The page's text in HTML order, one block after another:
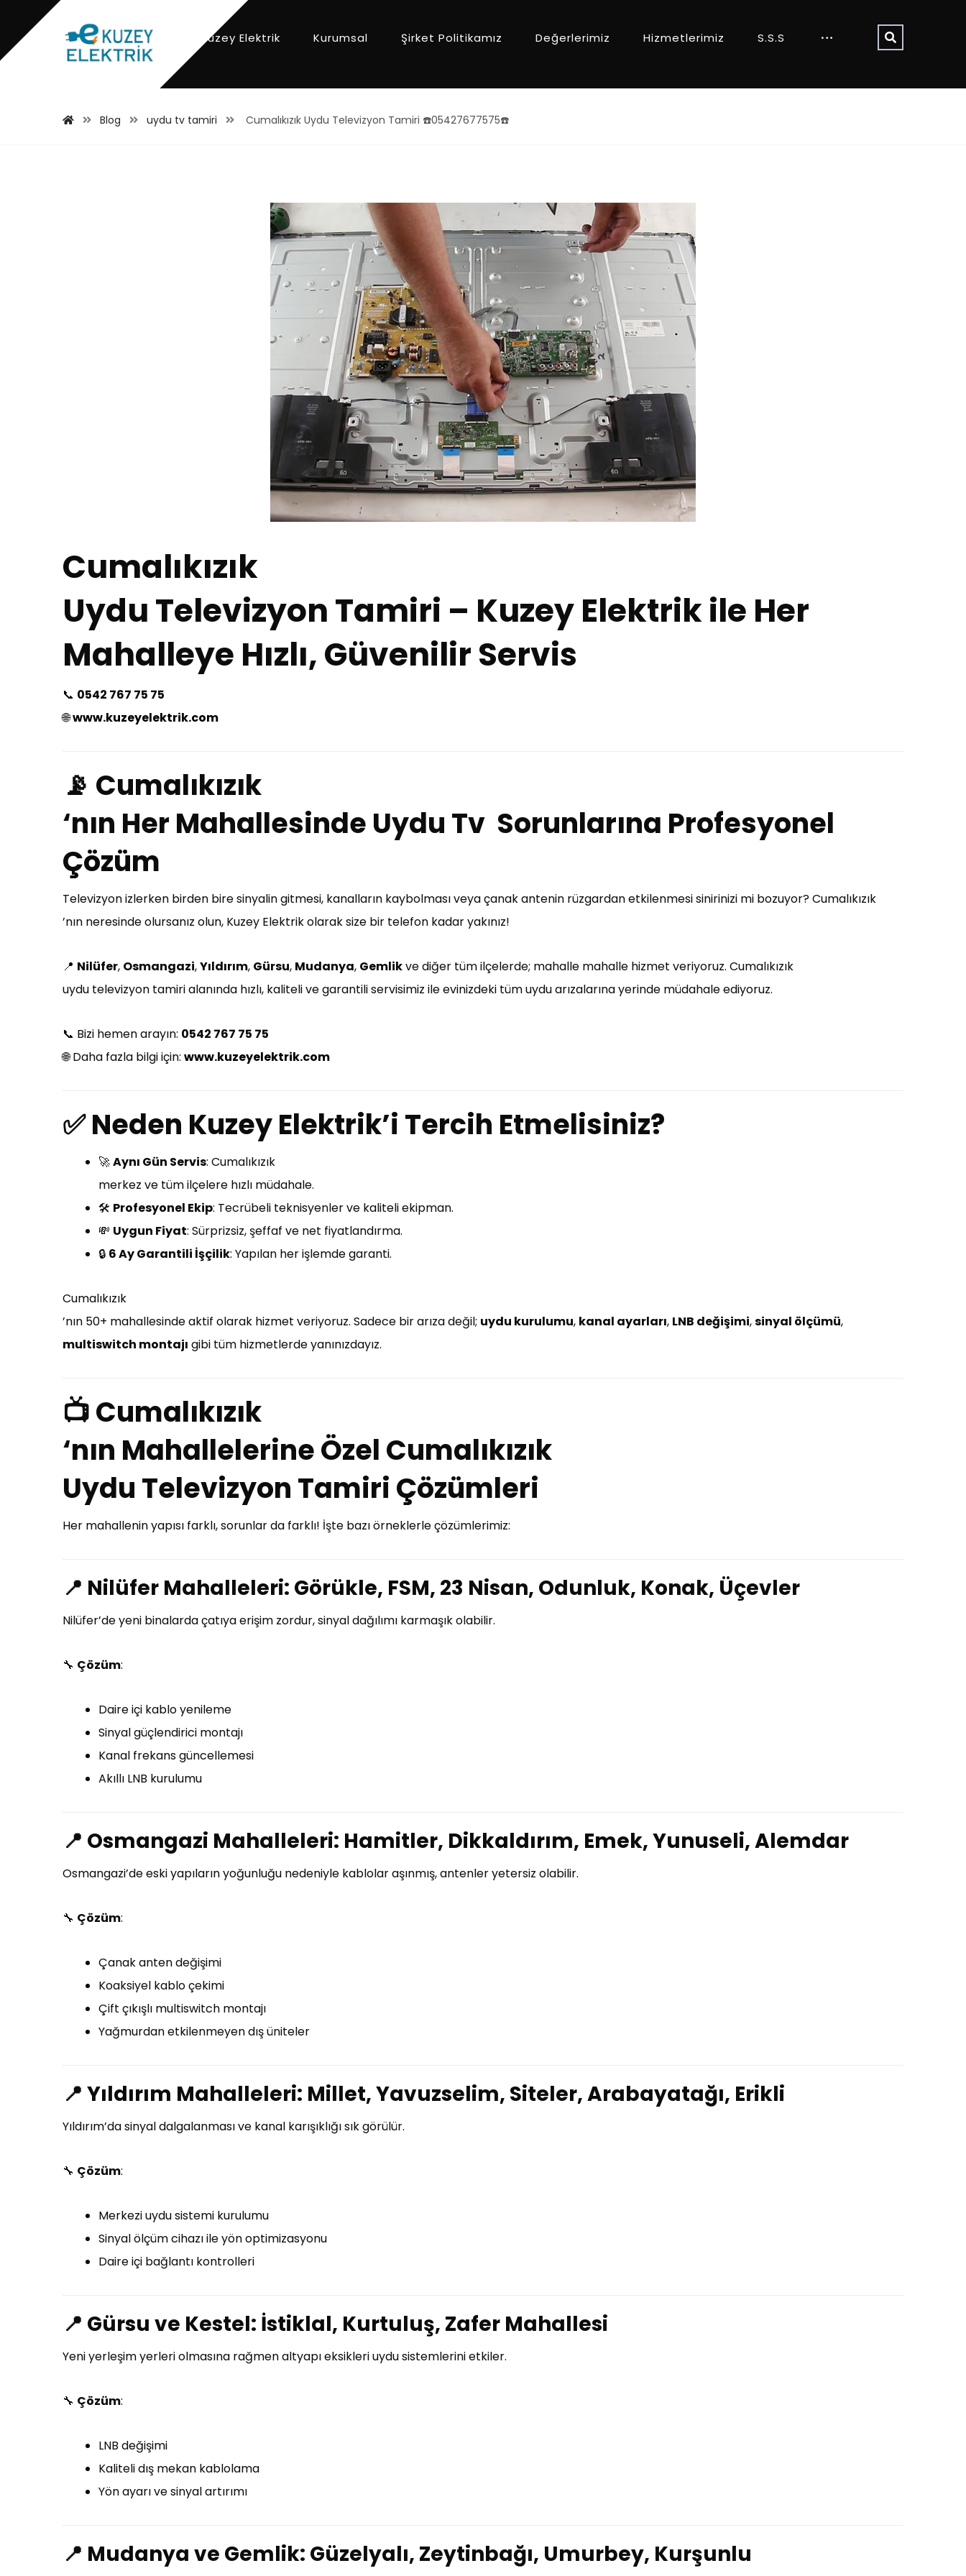
Kuzey Elektrik Kurumsal Şirket Politikamız Değerlerimiz Hizmetlerimiz S.S.S
Blog uydu tv tamiri Cumalıkızık Uydu Televizyon Tamiri ☎️05427677575☎️
Cumalıkızık
Uydu Televizyon Tamiri – Kuzey Elektrik ile Her
Mahalleye Hızlı, Güvenilir Servis
📞 0542 767 75 75
🌐www.kuzeyelektrik.com
📡 Cumalıkızık
‘nın Her Mahallesinde Uydu Tv Sorunlarına Profesyonel
Çözüm
Televizyon izlerken birden bire sinyalin gitmesi, kanalların kaybolması veya çanak antenin rüzgardan etkilenmesi sinirinizi mi bozuyor? Cumalıkızık
’nın neresinde olursanız olun, Kuzey Elektrik olarak size bir telefon kadar yakınız!
📍 Nilüfer, Osmangazi,Yıldırım, Gürsu, Mudanya, Gemlikve diğer tüm ilçelerde; mahalle mahalle hizmet veriyoruz. Cumalıkızık
uydu televizyon tamiri alanında hızlı, kaliteli ve garantili servisimiz ile evinizdeki tüm uydu arızalarına yerinde müdahale ediyoruz.
📞 Bizi hemen arayın: 0542 767 75 75
🌐 Daha fazla bilgi için: www.kuzeyelektrik.com
✅Neden Kuzey Elektrik’i Tercih Etmelisiniz?
🚀Aynı Gün Servis: Cumalıkızık
merkez ve tüm ilçelere hızlı müdahale.
🛠️ Profesyonel Ekip: Tecrübeli teknisyenler ve kaliteli ekipman.
💸 Uygun Fiyat: Sürprizsiz, şeffaf ve net fiyatlandırma.
🔒 6 Ay Garantili İşçilik: Yapılan her işlemde garanti.
Cumalıkızık
’nın 50+ mahallesinde aktif olarak hizmet veriyoruz. Sadece bir arıza değil; uydu kurulumu, kanal ayarları, LNB değişimi,sinyal ölçümü,
multiswitch montajı gibi tüm hizmetlerde yanınızdayız.
📺 Cumalıkızık
‘nın Mahallelerine Özel Cumalıkızık
Uydu Televizyon Tamiri Çözümleri
Her mahallenin yapısı farklı, sorunlar da farklı! İşte bazı örneklerle çözümlerimiz:
📍 Nilüfer Mahalleleri: Görükle, FSM, 23 Nisan, Odunluk, Konak, Üçevler
Nilüfer’de yeni binalarda çatıya erişim zordur, sinyal dağılımı karmaşık olabilir.
🔧 Çözüm:
Daire içi kablo yenileme
Sinyal güçlendirici montajı
Kanal frekans güncellemesi
Akıllı LNB kurulumu
📍 Osmangazi Mahalleleri: Hamitler, Dikkaldırım, Emek, Yunuseli, Alemdar
Osmangazi’de eski yapıların yoğunluğu nedeniyle kablolar aşınmış, antenler yetersiz olabilir.
🔧 Çözüm:
Çanak anten değişimi
Koaksiyel kablo çekimi
Çift çıkışlı multiswitch montajı
Yağmurdan etkilenmeyen dış üniteler
📍 Yıldırım Mahalleleri: Millet, Yavuzselim, Siteler, Arabayatağı, Erikli
Yıldırım’da sinyal dalgalanması ve kanal karışıklığı sık görülür.
🔧 Çözüm:
Merkezi uydu sistemi kurulumu
Sinyal ölçüm cihazı ile yön optimizasyonu
Daire içi bağlantı kontrolleri
📍 Gürsu ve Kestel: İstiklal, Kurtuluş, Zafer Mahallesi
Yeni yerleşim yerleri olmasına rağmen altyapı eksikleri uydu sistemlerini etkiler.
🔧 Çözüm:
LNB değişimi
Kaliteli dış mekan kablolama
Yön ayarı ve sinyal artırımı
📍 Mudanya ve Gemlik: Güzelyalı, Zeytinbağı, Umurbey, Kurşunlu